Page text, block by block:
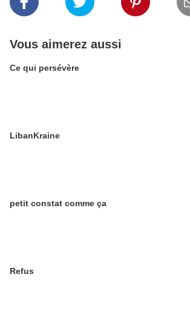
Vous aimerez aussi
Ce qui persévère
LibanKraine
petit constat comme ça
Refus